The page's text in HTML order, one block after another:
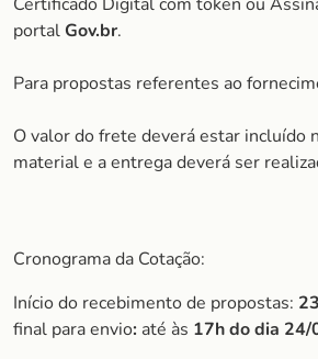
portalGov.br.
Para propostas referentes ao
O valor do frete deverá estar incluído
material e a entrega deverá ser
Cronograma da Cotação:
Início do recebimento de propostas:
final para envio: até às 17h do dia